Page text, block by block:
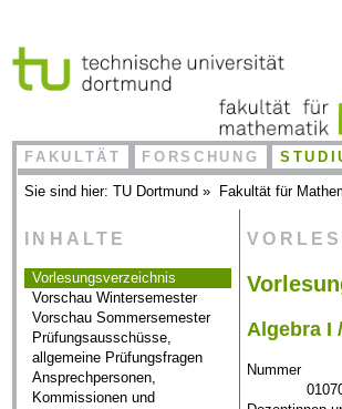
FAKULTÄT FORSCHUNG
Sie sind hier:TU Dortmund » Fakultät für
INHALTE
Vorlesungsverzeichnis
Vorschau Wintersemester
Vorschau Sommersemester
Prüfungsausschüsse,
allgemeine Prüfungsfragen
Ansprechpersonen,
Kommissionen und
Algebra I
Nummer